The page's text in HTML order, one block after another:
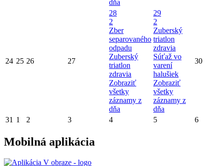
dňa
24 25 26 27
28
2
Zber
separovaného
odpadu
Zuberský
triatlon
zdravia
Zobraziť
všetky
záznamy z
dňa
29
2
Zuberský
triatlon
zdravia
Súťaž vo
varení
halušiek
Zobraziť
všetky
záznamy z
dňa
30
31 1 2 3 4 5 6
Mobilná aplikácia